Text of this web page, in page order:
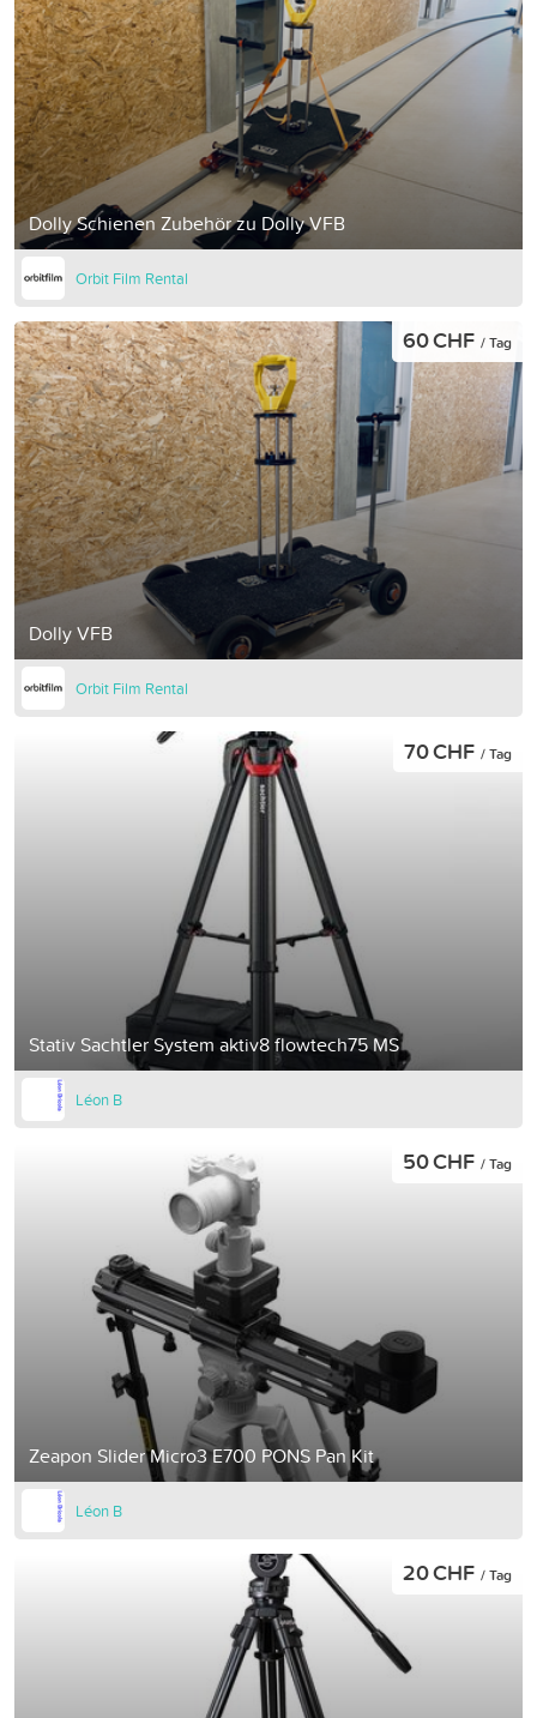
Dolly Schienen Zubehör zu Dolly VFB
Orbit Film Rental
Dolly VFB
60 CHF / Tag
Orbit Film Rental
Stativ Sachtler System aktiv8 flowtech75 MS
70 CHF / Tag
Léon B
Zeapon Slider Micro3 E700 PONS Pan Kit
50 CHF / Tag
Léon B
20 CHF / Tag